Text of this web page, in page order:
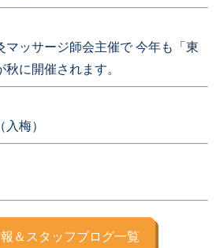
マッサージ師会主催で 今年も「東
に開催されます。
梅）
＆スタッフブログ一覧